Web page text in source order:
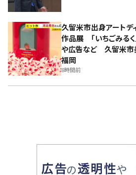
久留米市出身アートデ
作品展 「いちごみるく
や広告など 久留米
福岡
8時間前